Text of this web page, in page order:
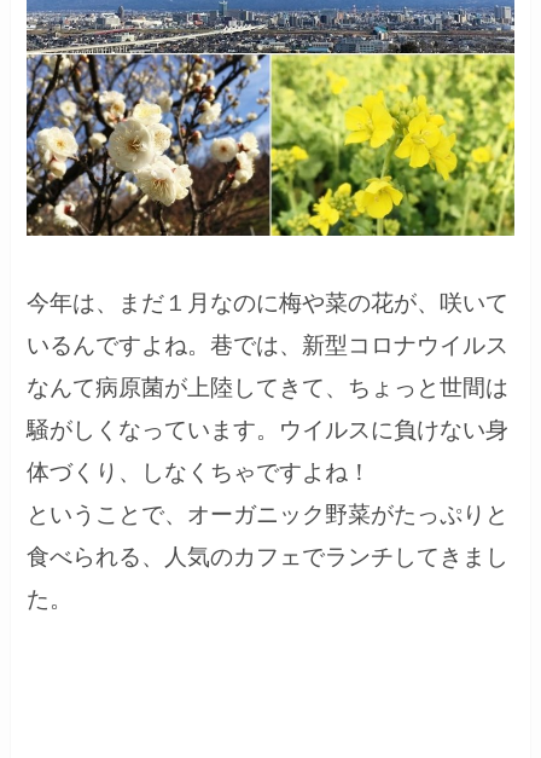
今年は、まだ１月なのに梅や菜の花が、咲いて
いるんですよね。巷では、新型コロナウイルス
なんて病原菌が上陸してきて、ちょっと世間は
騒がしくなっています。ウイルスに負けない身
体づくり、しなくちゃですよね！
ということで、オーガニック野菜がたっぷりと
食べられる、人気のカフェでランチしてきまし
た。